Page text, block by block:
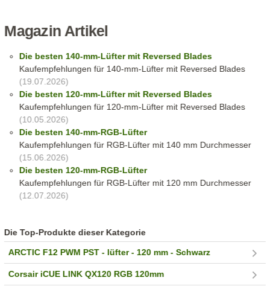
Magazin Artikel
Die besten 140-mm-Lüfter mit Reversed Blades
Kaufempfehlungen für 140-mm-Lüfter mit Reversed Blades
(19.07.2026)
Die besten 120-mm-Lüfter mit Reversed Blades
Kaufempfehlungen für 120-mm-Lüfter mit Reversed Blades
(10.05.2026)
Die besten 140-mm-RGB-Lüfter
Kaufempfehlungen für RGB-Lüfter mit 140 mm Durchmesser
(15.06.2026)
Die besten 120-mm-RGB-Lüfter
Kaufempfehlungen für RGB-Lüfter mit 120 mm Durchmesser
(12.07.2026)
Die Top-Produkte dieser Kategorie
ARCTIC F12 PWM PST - lüfter - 120 mm - Schwarz
Corsair iCUE LINK QX120 RGB 120mm